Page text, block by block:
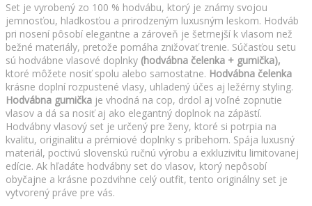
Set je vyrobený zo 100 % hodvábu, ktorý je známy svojou
jemnosťou, hladkosťou a prirodzeným luxusným leskom. Hodváb
pri nosení pôsobí elegantne a zároveň je šetrnejší k vlasom než
bežné materiály, pretože pomáha znižovať trenie. Súčasťou setu
sú hodvábne vlasové doplnky (hodvábna čelenka + gumička),
ktoré môžete nosiť spolu alebo samostatne. Hodvábna čelenka
krásne doplní rozpustené vlasy, uhladený účes aj ležérny styling.
Hodvábna gumička je vhodná na cop, drdol aj voľné zopnutie
vlasov a dá sa nosiť aj ako elegantný doplnok na zápästí.
Hodvábny vlasový set je určený pre ženy, ktoré si potrpia na
kvalitu, originalitu a prémiové doplnky s príbehom. Spája luxusný
materiál, poctivú slovenskú ručnú výrobu a exkluzivitu limitovanej
edície. Ak hľadáte hodvábny set do vlasov, ktorý nepôsobí
obyčajne a krásne pozdvihne celý outfit, tento originálny set je
vytvorený práve pre vás.